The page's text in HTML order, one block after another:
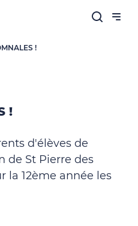
!
!
d'élèves de
de St Pierre des
la 12ème année les